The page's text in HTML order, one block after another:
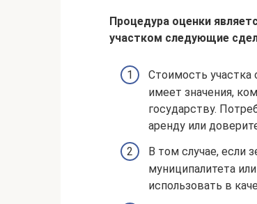
Процедура оценки
участком следующие
Стоимость участка
имеет значения,
государству.
аренду или
В том случае, если
муниципалитета
использовать в